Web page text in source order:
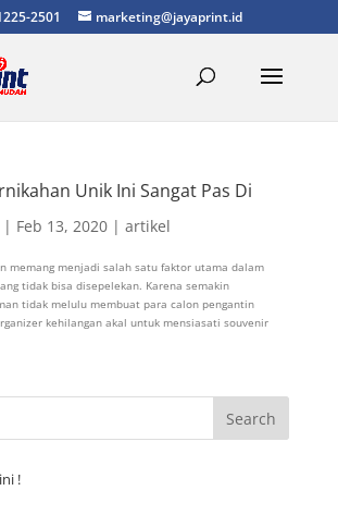
2501 marketing@jayaprint.id
Unik Ini Sangat Pas Di
| Feb 13, 2020| artikel
memang menjadi salah satu faktor utama dalam
tidak bisa disepelekan. Karena semakin
tidak melulu membuat para calon pengantin
kehilangan akal untuk mensiasati souvenir
!